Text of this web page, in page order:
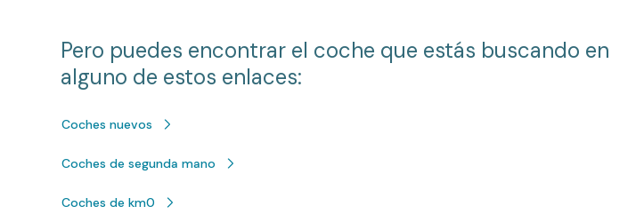
Pero puedes encontrar el coche que estás buscando en
alguno de estos enlaces:
Coches nuevos
Coches de segunda mano
Coches de km0